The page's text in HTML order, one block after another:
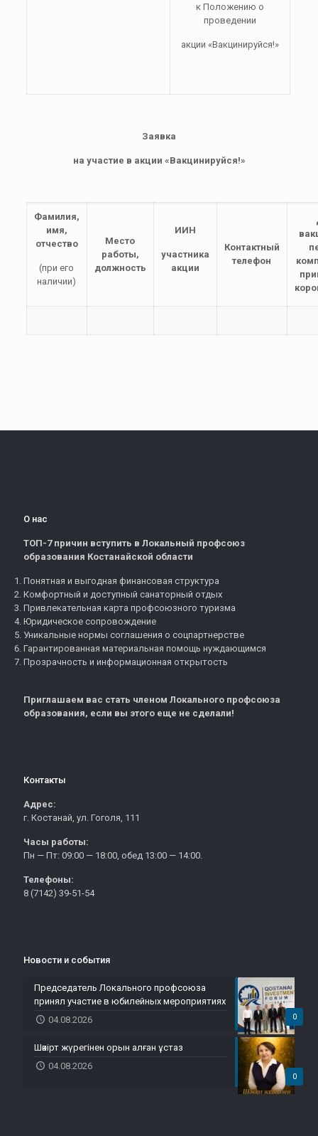
к Положению о
проведении
акции «Вакцинируйся!»
Заявка
на участие в акции «Вакцинируйся!»
Фамилия,
имя,
отчество
(при его
наличии)
Место
работы,
должность
ИИН
участника
акции
Контактный
телефон
О нас
ТОП-7 причин вступить в Локальный профсоюз
образования Костанайской области
Понятная и выгодная финансовая структура
Комфортный и доступный санаторный отдых
Привлекательная карта профсоюзного туризма
Юридическое сопровождение
Уникальные нормы соглашения о соцпартнерстве
Гарантированная материальная помощь нуждающимся
Прозрачность и информационная открытость
Приглашаем вас стать членом Локального профсоюза
образования, если вы этого еще не сделали!
Контакты
Адрес:
г. Костанай, ул. Гоголя, 111
Часы работы:
Пн — Пт: 09:00 — 18:00, обед 13:00 — 14:00.
Телефоны:
8 (7142) 39-51-54
Новости и события
0
Председатель Локального профсоюза
принял участие в юбилейных мероприятиях
04.08.2026
0
Шәкірт жүрегінен орын алған ұстаз
04.08.2026